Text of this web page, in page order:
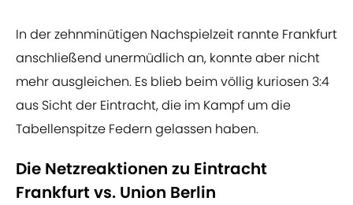
In der zehnminütigen Nachspielzeit rannte Frankfurt
anschließend unermüdlich an, konnte aber nicht
mehr ausgleichen. Es blieb beim völlig kuriosen 3:4
aus Sicht der Eintracht, die im Kampf um die
Tabellenspitze Federn gelassen haben.
Die Netzreaktionen zu Eintracht
Frankfurt vs. Union Berlin